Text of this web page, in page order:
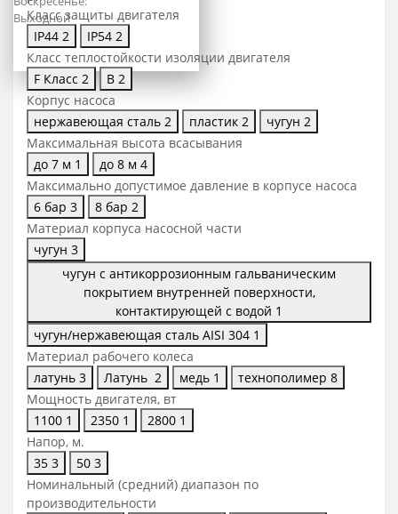
Выходной
Класс защиты двигателя
IP44 2 IP54 2
Класс теплостойкости изоляции двигателя
F Класс 2 В 2
Корпус насоса
нержавеющая сталь 2 пластик 2 чугун 2
Максимальная высота всасывания
до 7 м 1 до 8 м 4
Максимально допустимое давление в корпусе насоса
6 бар 3 8 бар 2
Материал корпуса насосной части
чугун 3
чугун с антикоррозионным гальваническим
покрытием внутренней поверхности,
контактирующей с водой 1
чугун/нержавеющая сталь AISI 304 1
Материал рабочего колеса
латунь 3 Латунь 2 медь 1 технополимер 8
Мощность двигателя, вт
1100 1 2350 1 2800 1
Напор, м.
35 3 50 3
Номинальный (средний) диапазон по
производительности